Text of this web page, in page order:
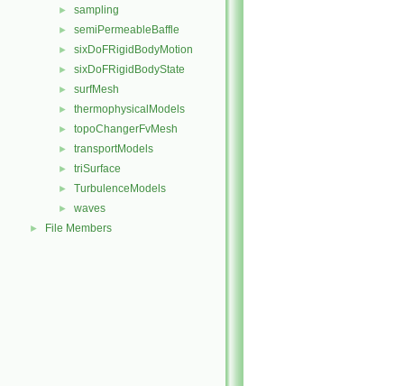
► sampling
► semiPermeableBaffle
► sixDoFRigidBodyMotion
► sixDoFRigidBodyState
► surfMesh
► thermophysicalModels
► topoChangerFvMesh
► transportModels
► triSurface
► TurbulenceModels
► waves
► File Members